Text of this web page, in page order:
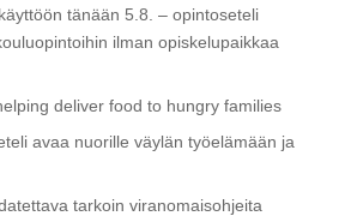
tänään 5.8. – opintoseteli
ilman opiskelupaikkaa
deliver food to hungry families
avaa nuorille väylän työelämään ja
tarkoin viranomaisohjeita